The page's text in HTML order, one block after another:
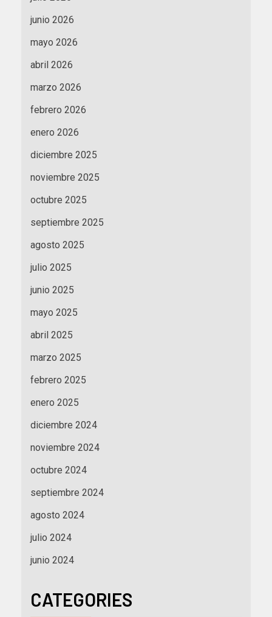
junio 2026
mayo 2026
abril 2026
marzo 2026
febrero 2026
enero 2026
diciembre 2025
noviembre 2025
octubre 2025
septiembre 2025
agosto 2025
julio 2025
junio 2025
mayo 2025
abril 2025
marzo 2025
febrero 2025
enero 2025
diciembre 2024
noviembre 2024
octubre 2024
septiembre 2024
agosto 2024
julio 2024
junio 2024
CATEGORIES